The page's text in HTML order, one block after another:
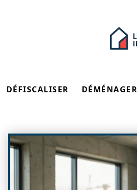
DÉFISCALISER DÉMÉNAGER